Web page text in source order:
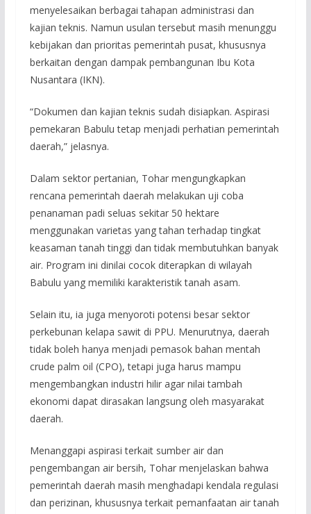
menyelesaikan berbagai tahapan administrasi dan
kajian teknis. Namun usulan tersebut masih menunggu
kebijakan dan prioritas pemerintah pusat, khususnya
berkaitan dengan dampak pembangunan Ibu Kota
Nusantara (IKN).
“Dokumen dan kajian teknis sudah disiapkan. Aspirasi
pemekaran Babulu tetap menjadi perhatian pemerintah
daerah,” jelasnya.
Dalam sektor pertanian, Tohar mengungkapkan
rencana pemerintah daerah melakukan uji coba
penanaman padi seluas sekitar 50 hektare
menggunakan varietas yang tahan terhadap tingkat
keasaman tanah tinggi dan tidak membutuhkan banyak
air. Program ini dinilai cocok diterapkan di wilayah
Babulu yang memiliki karakteristik tanah asam.
Selain itu, ia juga menyoroti potensi besar sektor
perkebunan kelapa sawit di PPU. Menurutnya, daerah
tidak boleh hanya menjadi pemasok bahan mentah
crude palm oil (CPO), tetapi juga harus mampu
mengembangkan industri hilir agar nilai tambah
ekonomi dapat dirasakan langsung oleh masyarakat
daerah.
Menanggapi aspirasi terkait sumber air dan
pengembangan air bersih, Tohar menjelaskan bahwa
pemerintah daerah masih menghadapi kendala regulasi
dan perizinan, khususnya terkait pemanfaatan air tanah